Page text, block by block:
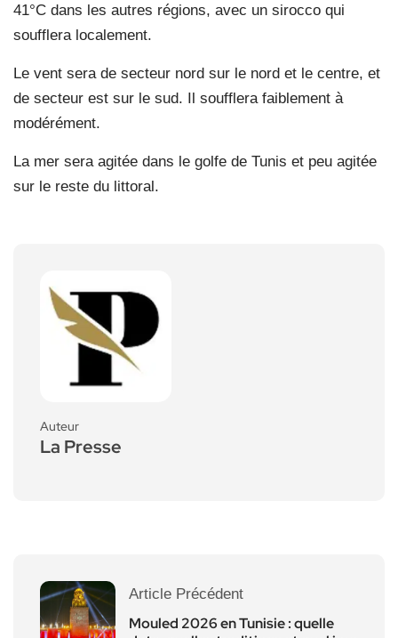
41°C dans les autres régions, avec un sirocco qui
soufflera localement.
Le vent sera de secteur nord sur le nord et le centre, et
de secteur est sur le sud. Il soufflera faiblement à
modérément.
La mer sera agitée dans le golfe de Tunis et peu agitée
sur le reste du littoral.
Auteur
La Presse
Article Précédent
Mouled 2026 en Tunisie : quelle